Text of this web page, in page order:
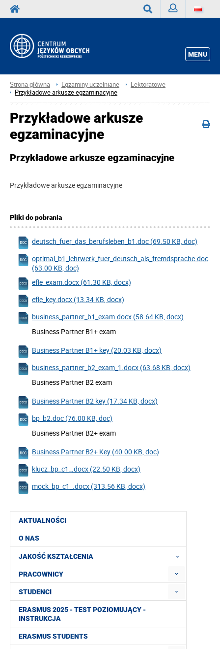
MENU
Strona główna Egzaminy uczelniane
Lektoratowe
Przykładowe arkusze egzaminacyjne
AKTUALNOŚCI
O NAS
JAKOŚĆ KSZTAŁCENIA
PRACOWNICY
STUDENCI
ERASMUS 2025 - TEST POZIOMUJĄCY -
INSTRUKCJA
ERASMUS STUDENTS
Przykładowe arkusze
egzaminacyjne
Przykładowe arkusze egzaminacyjne
Przykładowe arkusze egzaminacyjne
Pliki do pobrania
deutsch_fuer_das_berufsleben_b1.doc (69.50 KB, doc)
optimal_b1_lehrwerk_fuer_deutsch_als_fremdsprache.doc
(63.00 KB, doc)
efle_exam.docx (61.30 KB, docx)
efle_key.docx (13.34 KB, docx)
business_partner_b1_exam.docx (58.64 KB, docx)
Business Partner B1+ exam
Business Partner B1+ key (20.03 KB, docx)
business_partner_b2_exam_1.docx (63.68 KB, docx)
Business Partner B2 exam
Business Partner B2 key (17.34 KB, docx)
bp_b2.doc (76.00 KB, doc)
Business Partner B2+ exam
Business Partner B2+ Key (40.00 KB, doc)
klucz_bp_c1_.docx (22.50 KB, docx)
mock_bp_c1_.docx (313.56 KB, docx)